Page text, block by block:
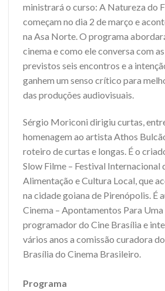
ministrará o curso: A Natureza do
começam no dia 2 de março e
na Asa Norte. O programa
cinema e como ele conversa com
previstos seis encontros e a
ganhem um senso crítico para
das produções audiovisuais.
Sérgio Moriconi dirigiu curtas,
homenagem ao artista Athos
roteiro de curtas e longas. É o
Slow Filme – Festival Internacional
Alimentação e Cultura Local, que
na cidade goiana de Pirenópolis. É
Cinema – Apontamentos Para
programador do Cine Brasília e
vários anos a comissão curadora
Brasília do Cinema Brasileiro.
Programa